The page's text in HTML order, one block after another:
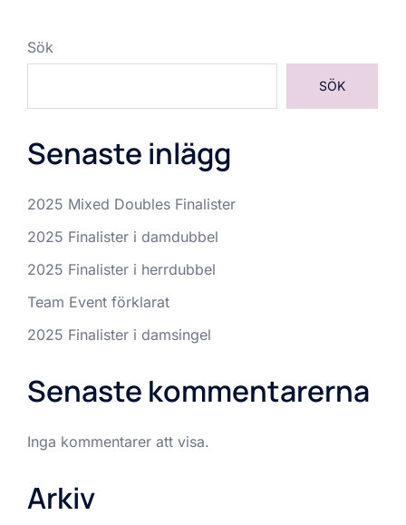
Sök
SÖK
Senaste inlägg
2025 Mixed Doubles Finalister
2025 Finalister i damdubbel
2025 Finalister i herrdubbel
Team Event förklarat
2025 Finalister i damsingel
Senaste kommentarerna
Inga kommentarer att visa.
Arkiv